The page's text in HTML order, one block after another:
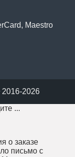
2016-2026
...
о заказе
письмо с